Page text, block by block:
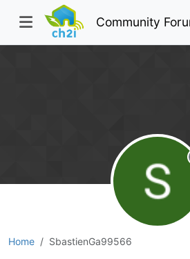
Community
Home SbastienGa99566